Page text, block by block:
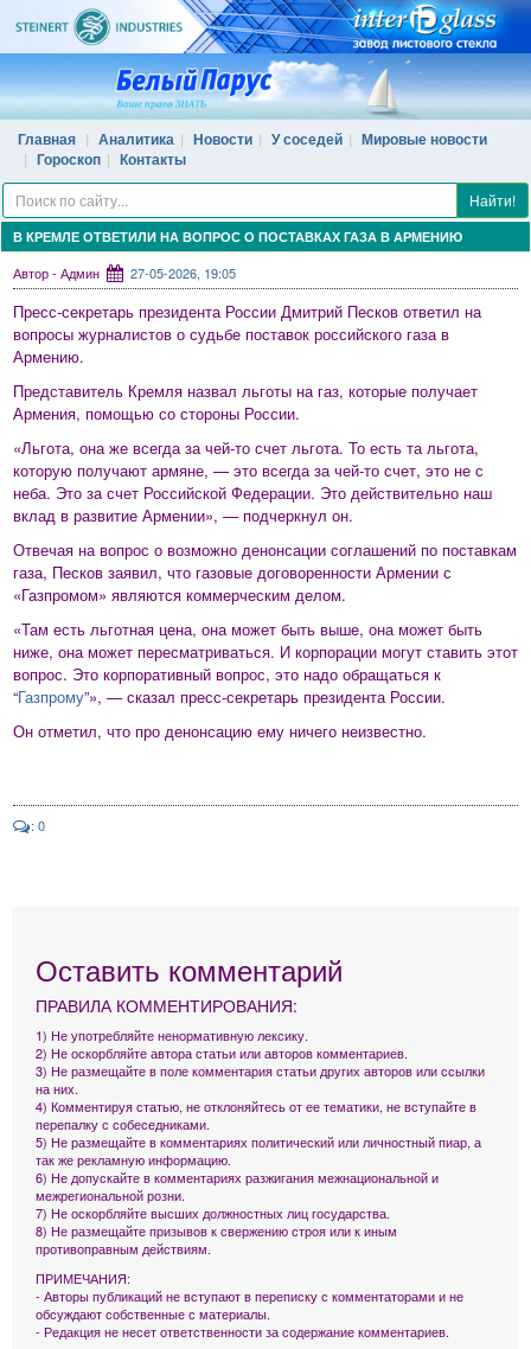
Главная Аналитика Новости У соседей
Мировые новости
Гороскоп
Контакты
Найти!
В КРЕМЛЕ ОТВЕТИЛИ НА ВОПРОС О ПОСТАВКАХ ГАЗА В АРМЕНИЮ
Автор - Админ 27-05-2026, 19:05
Пресс-секретарь президента России Дмитрий Песков ответил на
вопросы журналистов о судьбе поставок российского газа в
Армению.
Представитель Кремля назвал льготы на газ, которые получает
Армения, помощью со стороны России.
«Льгота, она же всегда за чей-то счет льгота. То есть та льгота,
которую получают армяне, — это всегда за чей-то счет, это не с
неба. Это за счет Российской Федерации. Это действительно наш
вклад в развитие Армении», — подчеркнул он.
Отвечая на вопрос о возможно денонсации соглашений по поставкам
газа, Песков заявил, что газовые договоренности Армении с
«Газпромом» являются коммерческим делом.
«Там есть льготная цена, она может быть выше, она может быть
ниже, она может пересматриваться. И корпорации могут ставить этот
вопрос. Это корпоративный вопрос, это надо обращаться к
“Газпрому”», — сказал пресс-секретарь президента России.
Он отметил, что про денонсацию ему ничего неизвестно.
: 0
Оставить комментарий
ПРАВИЛА КОММЕНТИРОВАНИЯ:
1) Не употребляйте ненормативную лексику.
2) Не оскорбляйте автора статьи или авторов комментариев.
3) Не размещайте в поле комментария статьи других авторов или ссылки
на них.
4) Комментируя статью, не отклоняйтесь от ее тематики, не вступайте в
перепалку с собеседниками.
5) Не размещайте в комментариях политический или личностный пиар, а
так же рекламную информацию.
6) Не допускайте в комментариях разжигания межнациональной и
межрегиональной розни.
7) Не оскорбляйте высших должностных лиц государства.
8) Не размещайте призывов к свержению строя или к иным
противоправным действиям.
ПРИМЕЧАНИЯ:
- Авторы публикаций не вступают в переписку с комментаторами и не
обсуждают собственные с материалы.
- Редакция не несет ответственности за содержание комментариев.